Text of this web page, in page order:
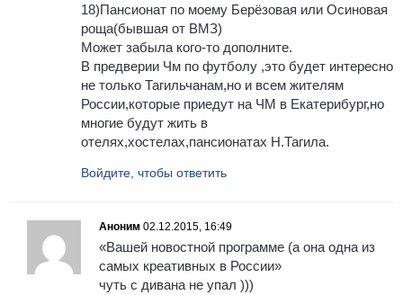
18)Пансионат по моему Берёзовая или Осиновая
роща(бывшая от ВМЗ)
Может забыла кого-то дополните.
В предверии Чм по футболу ,это будет интересно
не только Тагильчанам,но и всем жителям
России,которые приедут на ЧМ в Екатерибург,но
многие будут жить в
отелях,хостелах,пансионатах Н.Тагила.
Войдите, чтобы ответить
Аноним 02.12.2015, 16:49
«Вашей новостной программе (а она одна из
самых креативных в России»
чуть с дивана не упал )))